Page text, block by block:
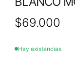
$69.000
Hay existencias